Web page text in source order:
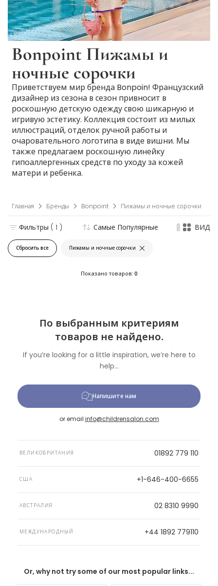
Bonpoint Пижамы и
ночные сорочки
Приветствуем мир бренда Bonpoin! Французский
дизайнер из сезона в сезон привносит в
роскошную детскую одежду свою шикарную и
игривую эстетику. Коллекция состоит из милых
иллюстраций, отделок ручной работы и
очаровательного логотипа в виде вишни. Мы
также предлагаем роскошную линейку
гипоаллергенных средств по уходу за кожей
матери и ребенка.
Главная Бренды Bonpoint Пижамы и ночные сорочки
Сбросить все Пижамы и ночные сорочки
Фильтры ( 1 ) Самые Популярные ВИД
Показано товаров:0
По выбранным критериям
товаров не найдено.
If you’re looking for a little inspiration, we’re here to
help...
Напишите нам
or email info@childrensalon.com
ВЕЛИКОБРИТАНИЯ 01892 779 110
США +1-646-400-6655
АВСТРАЛИЯ 02 8310 9990
МЕЖДУНАРОДНЫЙ +44 1892 779110
Or, why not try some of our most popular links...